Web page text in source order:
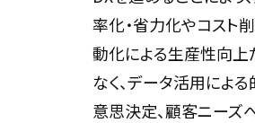
率化・省力化やコスト
動化による生産性向上
なく、データ活用によ
意思決定、顧客ニーズ